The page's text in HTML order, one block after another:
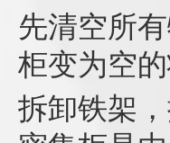
先清空所
柜变为空
拆卸铁架